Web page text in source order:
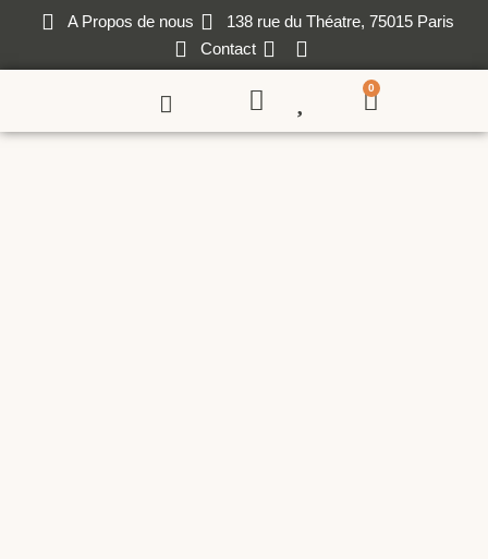
A Propos de nous
138 rue du Théatre, 75015 Paris
Contact
0